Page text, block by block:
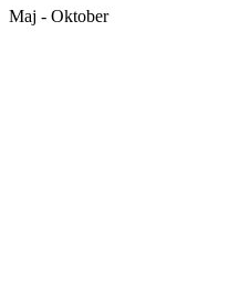
Maj - Oktober